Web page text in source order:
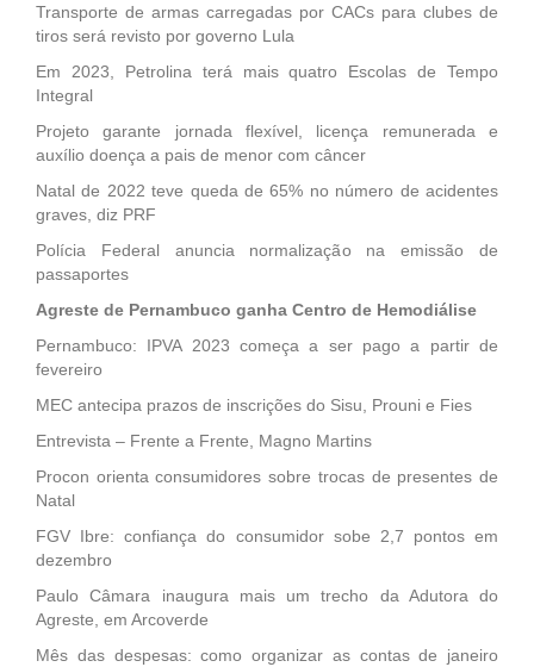
Transporte de armas carregadas por CACs para clubes de
tiros será revisto por governo Lula
Em 2023, Petrolina terá mais quatro Escolas de Tempo
Integral
Projeto garante jornada flexível, licença remunerada e
auxílio doença a pais de menor com câncer
Natal de 2022 teve queda de 65% no número de acidentes
graves, diz PRF
Polícia Federal anuncia normalização na emissão de
passaportes
Agreste de Pernambuco ganha Centro de Hemodiálise
Pernambuco: IPVA 2023 começa a ser pago a partir de
fevereiro
MEC antecipa prazos de inscrições do Sisu, Prouni e Fies
Entrevista – Frente a Frente, Magno Martins
Procon orienta consumidores sobre trocas de presentes de
Natal
FGV Ibre: confiança do consumidor sobe 2,7 pontos em
dezembro
Paulo Câmara inaugura mais um trecho da Adutora do
Agreste, em Arcoverde
Mês das despesas: como organizar as contas de janeiro